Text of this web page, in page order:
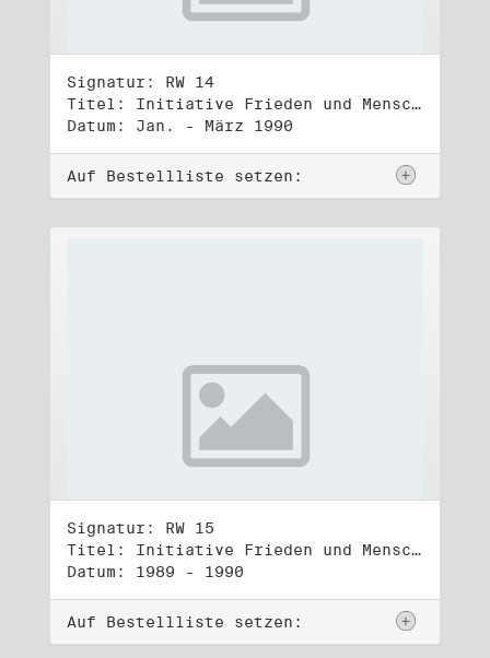
Signatur: RW 14
Titel: Initiative Frieden und Menschenrechte, Volkskammerwahl 18.3.1990
Datum: Jan. - März 1990
Auf Bestellliste setzen:
Signatur: RW 15
Titel: Initiative Frieden und Menschenrechte, Veröffentlichungen
Datum: 1989 - 1990
Auf Bestellliste setzen: